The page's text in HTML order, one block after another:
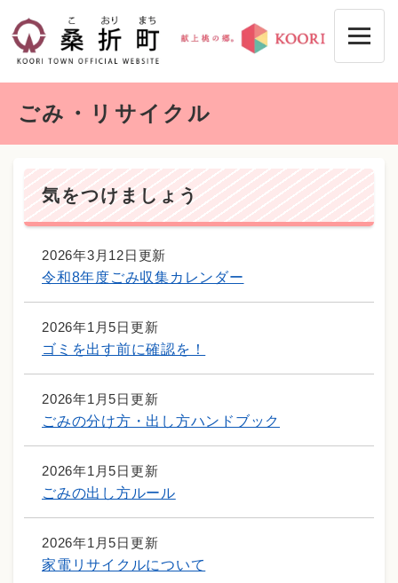
先
ごみ・リサイクル
気をつけましょう
2026年3月12日更新
令和8年度ごみ収集カレンダー
2026年1月5日更新
ゴミを出す前に確認を！
2026年1月5日更新
ごみの分け方・出し方ハンドブック
2026年1月5日更新
ごみの出し方ルール
2026年1月5日更新
家電リサイクルについて